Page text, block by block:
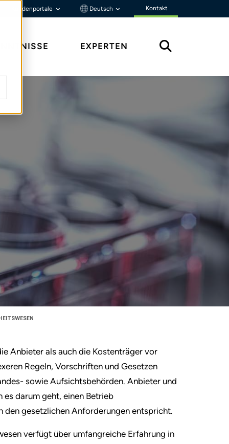
Kundenportale Deutsch Kontakt
EXPERTEN
Anbieter als auch die Kostenträger vor
Regeln, Vorschriften und Gesetzen
sowie Aufsichtsbehörden. Anbieter und
es darum geht, einen Betrieb
den gesetzlichen Anforderungen entspricht.
verfügt über umfangreiche Erfahrung in